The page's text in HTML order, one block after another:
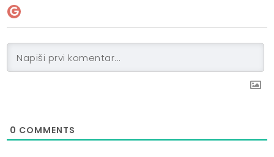
0 COMMENTS